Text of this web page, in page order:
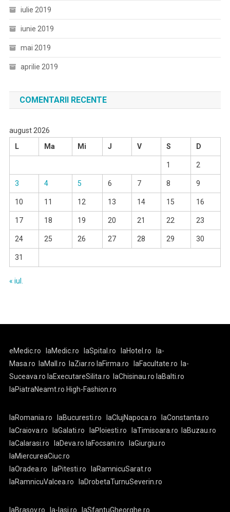
iulie 2019
iunie 2019
mai 2019
aprilie 2019
COMENTARII RECENTE
august 2026
L
Ma Mi J V S D
1 2
3 4 5 6 7 8 9
10 11 12 13 14 15 16
17 18 19 20 21 22 23
24 25 26 27 28 29 30
31
« iul.
eMedic.ro laMedic.ro laSpital.ro laHotel.ro
la-
Masa.ro
laMall.ro laZiar.ro laFirma.ro laFacultate.ro
la-
Suceava.ro laExecutareSilita.ro laChisinau.ro laBalti.ro
laPiatraNeamt.ro High-Fashion.ro
laRomania.ro laBucuresti.ro laClujNapoca.ro
laConstanta.ro
laCraiova.ro
laGalati.ro laPloiesti.ro laTimisoara.ro
laBuzau.ro
laCalarasi.ro
laDeva.ro laFocsani.ro
laGiurgiu.ro
laMiercureaCiuc.ro
laOradea.ro
laPitesti.ro
laRamnicuSarat.ro
laRamnicuValcea.ro
laDrobetaTurnuSeverin.ro
laBrasov.ro la-Iasi.ro laSfantuGheorghe.ro